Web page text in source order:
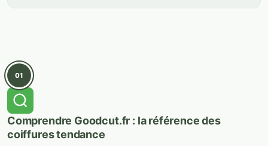
01
Comprendre Goodcut.fr : la référence des
coiffures tendance